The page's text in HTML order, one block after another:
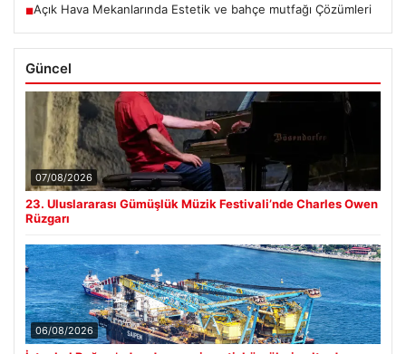
■Açık Hava Mekanlarında Estetik ve bahçe mutfağı Çözümleri
Güncel
07/08/2026
23. Uluslararası Gümüşlük Müzik Festivali’nde Charles Owen
Rüzgarı
06/08/2026